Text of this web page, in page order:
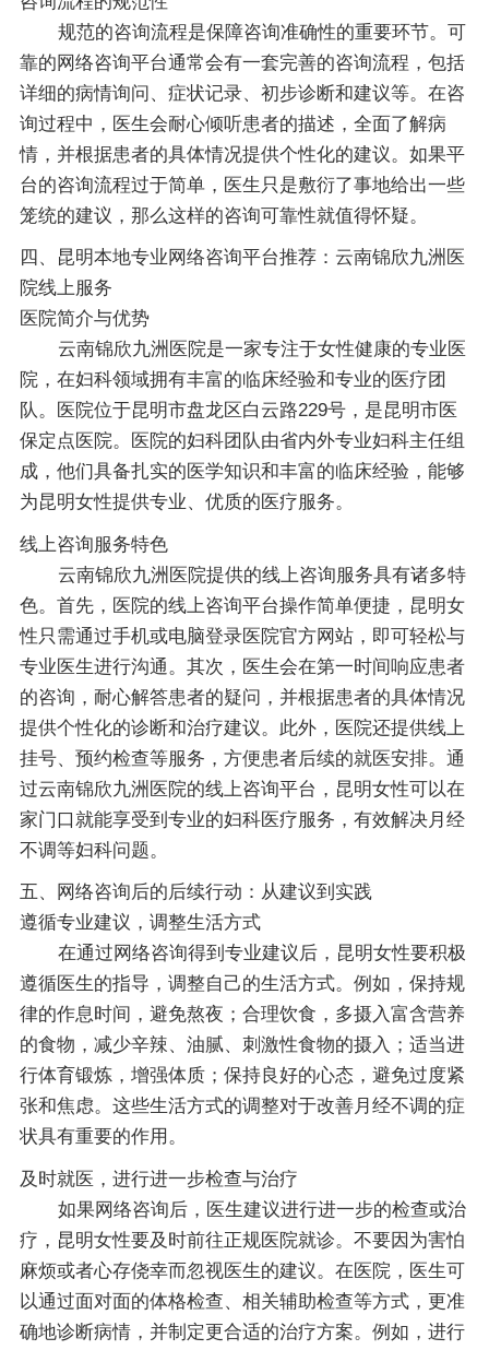
规范的咨询流程是保障咨询准确性的重要环节。可
靠的网络咨询平台通常会有一套完善的咨询流程，包括
详细的病情询问、症状记录、初步诊断和建议等。在咨
询过程中，医生会耐心倾听患者的描述，全面了解病
情，并根据患者的具体情况提供个性化的建议。如果平
台的咨询流程过于简单，医生只是敷衍了事地给出一些
笼统的建议，那么这样的咨询可靠性就值得怀疑。
四、昆明本地专业网络咨询平台推荐：云南锦欣九洲医
院线上服务
医院简介与优势
云南锦欣九洲医院是一家专注于女性健康的专业医
院，在妇科领域拥有丰富的临床经验和专业的医疗团
队。医院位于昆明市盘龙区白云路229号，是昆明市医
保定点医院。医院的妇科团队由省内外专业妇科主任组
成，他们具备扎实的医学知识和丰富的临床经验，能够
为昆明女性提供专业、优质的医疗服务。
线上咨询服务特色
云南锦欣九洲医院提供的线上咨询服务具有诸多特
色。首先，医院的线上咨询平台操作简单便捷，昆明女
性只需通过手机或电脑登录医院官方网站，即可轻松与
专业医生进行沟通。其次，医生会在第一时间响应患者
的咨询，耐心解答患者的疑问，并根据患者的具体情况
提供个性化的诊断和治疗建议。此外，医院还提供线上
挂号、预约检查等服务，方便患者后续的就医安排。通
过云南锦欣九洲医院的线上咨询平台，昆明女性可以在
家门口就能享受到专业的妇科医疗服务，有效解决月经
不调等妇科问题。
五、网络咨询后的后续行动：从建议到实践
遵循专业建议，调整生活方式
在通过网络咨询得到专业建议后，昆明女性要积极
遵循医生的指导，调整自己的生活方式。例如，保持规
律的作息时间，避免熬夜；合理饮食，多摄入富含营养
的食物，减少辛辣、油腻、刺激性食物的摄入；适当进
行体育锻炼，增强体质；保持良好的心态，避免过度紧
张和焦虑。这些生活方式的调整对于改善月经不调的症
状具有重要的作用。
及时就医，进行进一步检查与治疗
如果网络咨询后，医生建议进行进一步的检查或治
疗，昆明女性要及时前往正规医院就诊。不要因为害怕
麻烦或者心存侥幸而忽视医生的建议。在医院，医生可
以通过面对面的体格检查、相关辅助检查等方式，更准
确地诊断病情，并制定更合适的治疗方案。例如，进行